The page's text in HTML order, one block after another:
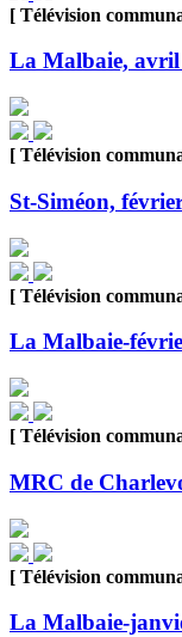
[ Télévision
La Malbaie, avril
[ Télévision
St-Siméon,
[ Télévision
La Malbaie-
[ Télévision
MRC de
[ Télévision
La Malbaie-